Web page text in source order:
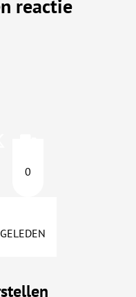
reactie
0